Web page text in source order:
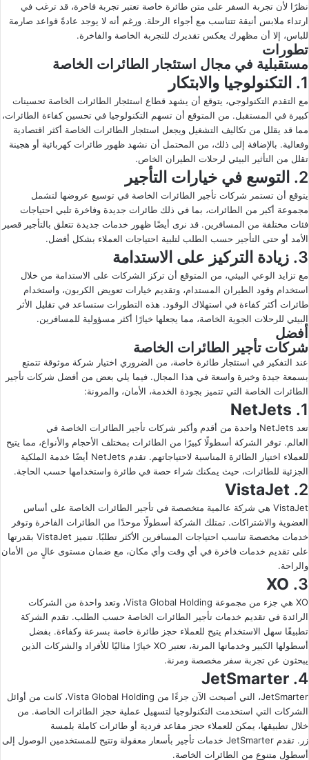
نظرًا لأن تجربة السفر على متن طائرة خاصة تعتبر تجربة فاخرة، قد ترغب في
ارتداء ملابس أنيقة تتناسب مع أجواء الرحلة. ورغم أنه لا يوجد عادةً قواعد صارمة
للباس، إلا أن مظهرك يعكس تقديرك للتجربة الخاصة والفاخرة.
تطورات
مستقبلية في مجال استئجار الطائرات الخاصة
1. التكنولوجيا والابتكار
مع التقدم التكنولوجي، يتوقع أن يشهد قطاع استئجار الطائرات الخاصة تحسينات
كبيرة في المستقبل. من المتوقع أن تسهم التكنولوجيا في تحسين كفاءة الطائرات،
مما قد يقلل من تكاليف التشغيل ويجعل استئجار الطائرات الخاصة أكثر اقتصادية
وفعالية. بالإضافة إلى ذلك، من المحتمل أن نشهد ظهور طائرات كهربائية أو هجينة
تقلل من التأثير البيئي لرحلات الطيران الخاص.
2. التوسع في خيارات التأجير
يتوقع أن تستمر شركات تأجير الطائرات الخاصة في توسيع عروضها لتشمل
مجموعة أكبر من الطائرات، بما في ذلك طائرات جديدة وفاخرة تلبي احتياجات
فئات مختلفة من المسافرين. قد نرى أيضًا ظهور خدمات جديدة تتعلق بالتأجير قصير
الأمد أو حتى التأجير حسب الطلب لتلبية احتياجات العملاء بشكل أفضل.
3. زيادة التركيز على الاستدامة
مع تزايد الوعي البيئي، من المتوقع أن تركز الشركات على الاستدامة من خلال
استخدام وقود الطيران المستدام، وتقديم خيارات تعويض الكربون، واستخدام
طائرات أكثر كفاءة في استهلاك الوقود. هذه التطورات ستساعد في تقليل الأثر
البيئي للرحلات الجوية الخاصة، مما يجعلها خيارًا أكثر مسؤولية للمسافرين.
أفضل
شركات تأجير الطائرات الخاصة
عند التفكير في استئجار طائرة خاصة، من الضروري اختيار شركة موثوقة تتمتع
بسمعة جيدة وخبرة واسعة في هذا المجال. فيما يلي بعض من أفضل شركات تأجير
الطائرات الخاصة التي تتميز بجودة الخدمة، الأمان، والمرونة:
1.
NetJets
تعد NetJets واحدة من أقدم وأكبر شركات تأجير الطائرات الخاصة في
العالم. توفر الشركة أسطولًا كبيرًا من الطائرات بمختلف الأحجام والأنواع، مما يتيح
للعملاء اختيار الطائرة المناسبة لاحتياجاتهم. تقدم NetJets أيضًا خدمة الملكية
الجزئية للطائرات، حيث يمكنك شراء حصة في طائرة واستخدامها حسب الحاجة.
2.
VistaJet
VistaJet هي شركة عالمية متخصصة في تأجير الطائرات الخاصة على أساس
العضوية والاشتراكات. تمتلك الشركة أسطولًا موحدًا من الطائرات الفاخرة وتوفر
خدمات مخصصة تناسب احتياجات المسافرين الأكثر تطلبًا. تتميز VistaJet بقدرتها
على تقديم خدمات فاخرة في أي وقت وأي مكان، مع ضمان مستوى عالٍ من الأمان
والراحة.
3.
XO
XO هي جزء من مجموعة Vista Global Holding، وتعد واحدة من الشركات
الرائدة في تقديم خدمات تأجير الطائرات الخاصة حسب الطلب. تقدم الشركة
تطبيقًا سهل الاستخدام يتيح للعملاء حجز طائرة خاصة بسرعة وكفاءة. بفضل
أسطولها الكبير وخدماتها المرنة، تعتبر XO خيارًا مثاليًا للأفراد والشركات الذين
يبحثون عن تجربة سفر مخصصة ومرنة.
4.
JetSmarter
JetSmarter، التي أصبحت الآن جزءًا من Vista Global Holding، كانت من أوائل
الشركات التي استخدمت التكنولوجيا لتسهيل عملية حجز الطائرات الخاصة. من
خلال تطبيقها، يمكن للعملاء حجز مقاعد فردية أو طائرات كاملة بلمسة
زر. تقدم JetSmarter خدمات تأجير بأسعار معقولة وتتيح للمستخدمين الوصول إلى
أسطول متنوع من الطائرات الخاصة.